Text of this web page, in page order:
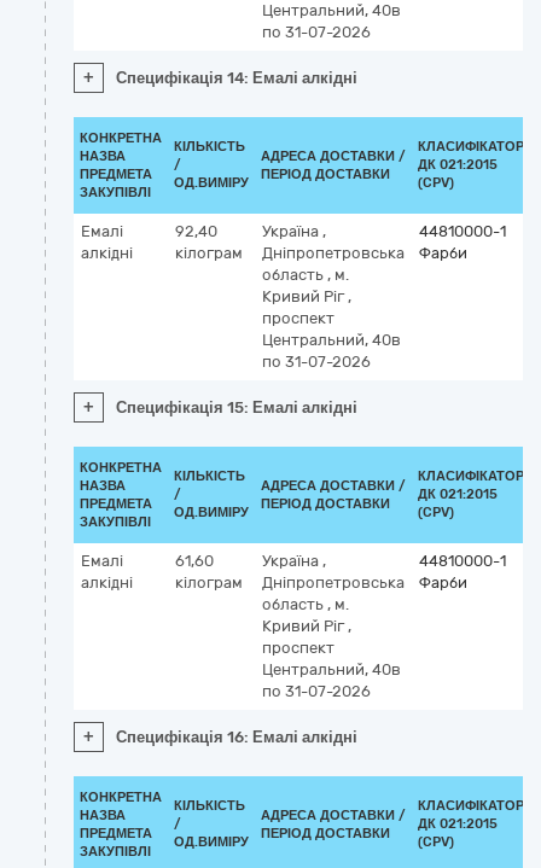
Центральний, 40в
по 31-07-2026
+ Специфікація 14: Емалі алкідні
КОНКРЕТНА
НАЗВА
ПРЕДМЕТА
ЗАКУПІВЛІ
КІЛЬКІСТЬ
/
ОД.ВИМІРУ
АДРЕСА ДОСТАВКИ /
ПЕРІОД ДОСТАВКИ
КЛАСИФІКАТОР
ДК 021:2015
(CPV)
Емалі
алкідні
92,40
кілограм
Україна ,
Дніпропетровська
область , м.
Кривий Ріг,
проспект
Центральний, 40в
по 31-07-2026
44810000-1
Фарби
+ Специфікація 15: Емалі алкідні
КОНКРЕТНА
НАЗВА
ПРЕДМЕТА
ЗАКУПІВЛІ
КІЛЬКІСТЬ
/
ОД.ВИМІРУ
АДРЕСА ДОСТАВКИ /
ПЕРІОД ДОСТАВКИ
КЛАСИФІКАТОР
ДК 021:2015
(CPV)
Емалі
алкідні
61,60
кілограм
Україна ,
Дніпропетровська
область , м.
Кривий Ріг,
проспект
Центральний, 40в
по 31-07-2026
44810000-1
Фарби
+ Специфікація 16: Емалі алкідні
КОНКРЕТНА
НАЗВА
ПРЕДМЕТА
ЗАКУПІВЛІ
КІЛЬКІСТЬ
/
ОД.ВИМІРУ
АДРЕСА ДОСТАВКИ /
ПЕРІОД ДОСТАВКИ
КЛАСИФІКАТОР
ДК 021:2015
(CPV)